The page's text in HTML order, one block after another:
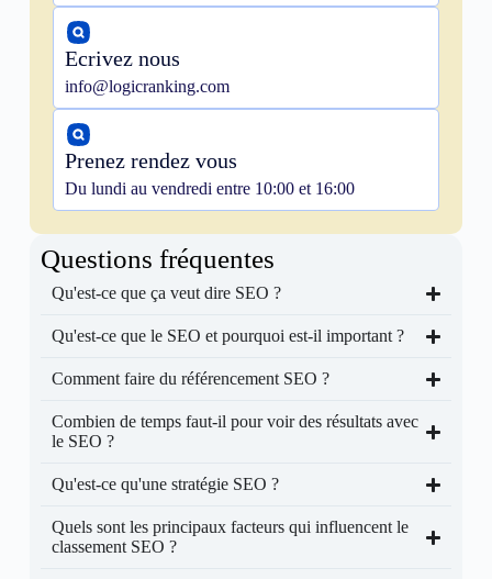
Ecrivez nous
info@logicranking.com
Prenez rendez vous
Du lundi au vendredi entre 10:00 et 16:00
Questions fréquentes
Qu'est-ce que ça veut dire SEO ?
Qu'est-ce que le SEO et pourquoi est-il important ?
Comment faire du référencement SEO ?
Combien de temps faut-il pour voir des résultats avec
le SEO ?
Qu'est-ce qu'une stratégie SEO ?
Quels sont les principaux facteurs qui influencent le
classement SEO ?